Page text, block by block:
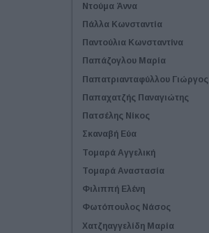
Ντούμα Άννα
Πάλλα Κωνσταντία
Παντούλια Κωνσταντίνα
Παπάζογλου Μαρία
Παπατριανταφύλλου Γιώργος
Παπαχατζής Παναγιώτης
Πατσέλης Νίκος
Σκαναβή Εύα
Τομαρά Αγγελική
Τομαρά Αναστασία
Φιλιππή Ελένη
Φωτόπουλος Νάσος
Χατζηαγγελίδη Μαρία